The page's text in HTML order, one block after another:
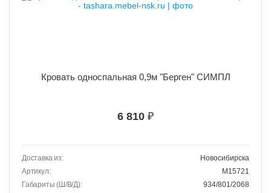
Кровать односпальная 0,9м "Берген" СИМПЛ
6 810 ₽
Доставка из:
Новосибирска
Артикул:
M15721
Габариты (Ш/В/Д):
934/801/2068